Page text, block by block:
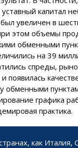
капитал
увеличен в
этом объемы
обменными
на 39
спреды,
появилась
обменными
графика
практика.
как